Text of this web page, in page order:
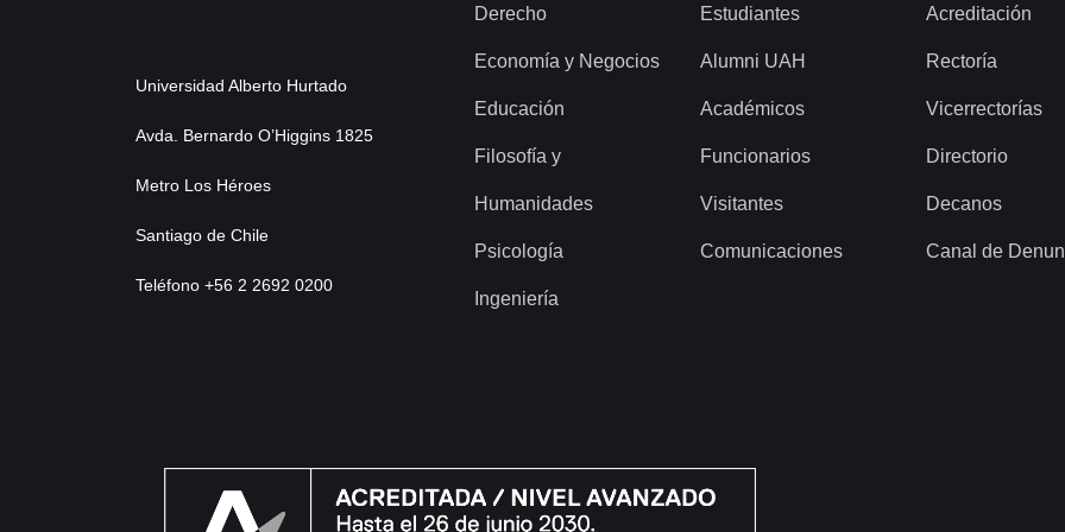
Universidad Alberto Hurtado
Avda. Bernardo O’Higgins 1825
Metro Los Héroes
Santiago de Chile
Teléfono +56 2 2692 0200
Derecho
Economía y Negocios
Educación
Filosofía y
Humanidades
Psicología
Ingeniería
Estudiantes
Alumni UAH
Académicos
Funcionarios
Visitantes
Comunicaciones
Acreditación
Rectoría
Vicerrectorías
Directorio
Decanos
Canal de